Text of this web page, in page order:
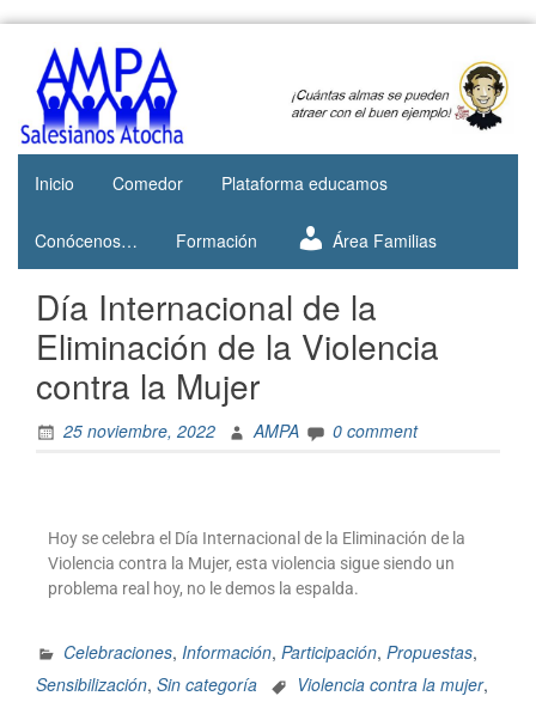
AMPA
Salesianos
Atocha
Web del
AMPA del
Colegio
Salesianos
de Atocha
Inicio
Comedor Plataforma educamos
Conócenos… Formación Área Familias
Día Internacional de la
Eliminación de la Violencia
contra la Mujer
25 noviembre, 2022 AMPA 0 comment
Hoy se celebra el Día Internacional de la Eliminación de la
Violencia contra la Mujer, esta violencia sigue siendo un
problema real hoy, no le demos la espalda.
Celebraciones, Información, Participación, Propuestas,
Sensibilización, Sin categoría Violencia contra la mujer,